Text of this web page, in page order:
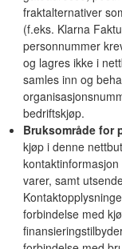
fraktalternativer
(f.eks. Klarna
personnummer
og lagres ikke i
samles inn og
bedriftskjøp.
Bruksområde for
kjøp i denne
varer, samt
forbindelse med